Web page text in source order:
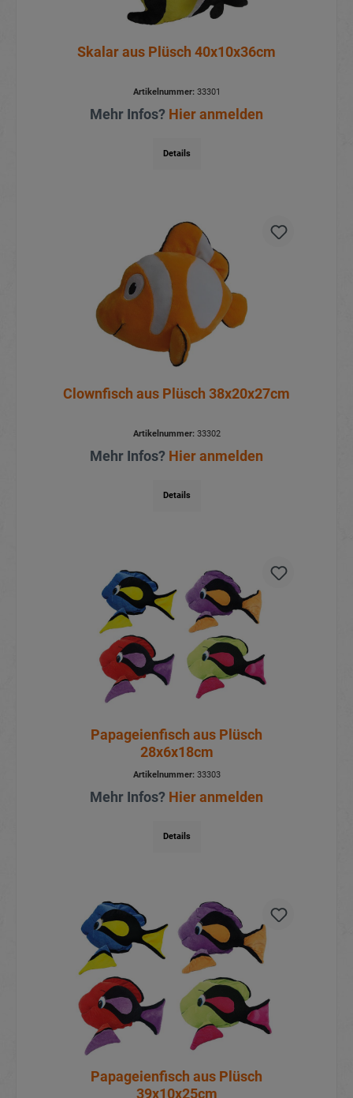
Skalar aus Plüsch 40x10x36cm
Artikelnummer:33301
Mehr Infos? Hier anmelden
Details
Clownfisch aus Plüsch 38x20x27cm
Artikelnummer:33302
Mehr Infos? Hier anmelden
Details
Papageienfisch aus Plüsch
28x6x18cm
Artikelnummer:33303
Mehr Infos? Hier anmelden
Details
Papageienfisch aus Plüsch
39x10x25cm